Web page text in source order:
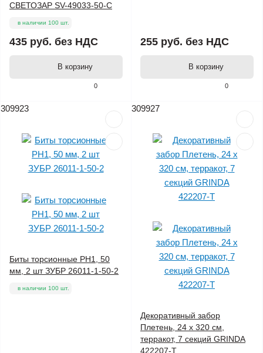
0
СВЕТОЗАР SV-49033-50-C
в наличии 100 шт.
435 руб. без НДС
В корзину
0
255 руб. без НДС
В корзину
309923
Биты торсионные PH1, 50
мм, 2 шт ЗУБР 26011-1-50-2
в наличии 100 шт.
309927
Декоративный забор
Плетень, 24 х 320 см,
терракот, 7 секций GRINDA
422207-T